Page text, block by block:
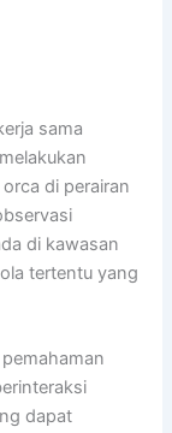
sama
di perairan
di kawasan
tertentu yang
dapat